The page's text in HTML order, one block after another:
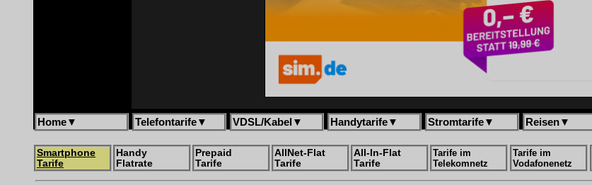
Home▼ Telefontarife▼ VDSL/Kabel ▼ Handytarife▼ Stromtarife▼ Reisen▼
Smartphone
Tarife
Handy
Flatrate
Prepaid
Tarife
AllNet-Flat
Tarife
All-In-Flat
Tarife
Tarife im
Telekomnetz
Tarife im
Vodafonenetz